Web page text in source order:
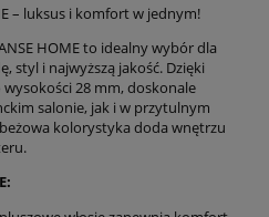
– luksus i komfort w jednym!
HOME to idealny wybór dla
styl i najwyższą jakość. Dzięki
wysokości 28 mm, doskonale
salonie, jak i w przytulnym
kolorystyka doda wnętrzu